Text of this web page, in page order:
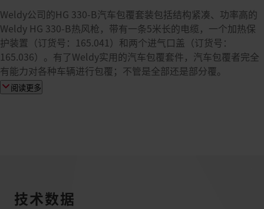
Weldy公司的HG 330-B汽车包覆套装包括结构紧凑、功率高的
Weldy HG 330-B热风枪，带有一条5米长的电缆，一个加热保
护装置（订货号：165.041）和两个进气口盖（订货号：
165.036）。有了Weldy实用的汽车包覆套件，汽车包覆者完全
有能力对各种车辆进行包覆；不管是全部还是部分覆。
阅读更多
技术数据